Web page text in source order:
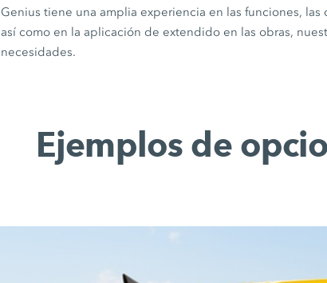
Genius tiene una amplia experiencia en las funciones,
así como en la aplicación de extendido en las obras,
necesidades.
Ejemplos de